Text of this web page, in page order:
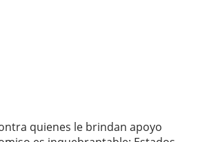
quienes le brindan apoyo